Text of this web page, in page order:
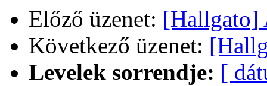
Előző üzenet: [Hallgato]
Következő üzenet:
Levelek sorrendje: [